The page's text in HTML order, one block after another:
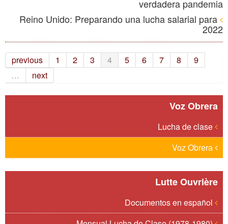
verdadera pandemia
Reino Unido: Preparando una lucha salarial para
2022
previous 1 2 3 4 5 6 7 8
9
…
next
Voz Obrera
Lutte Ouvrière